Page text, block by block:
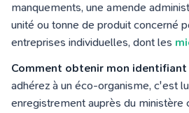
manquements, une amende
unité ou tonne de produit concerné
entreprises individuelles, dont les
Comment obtenir mon identifiant
adhérez à un éco-organisme, c'est
enregistrement auprès du ministère